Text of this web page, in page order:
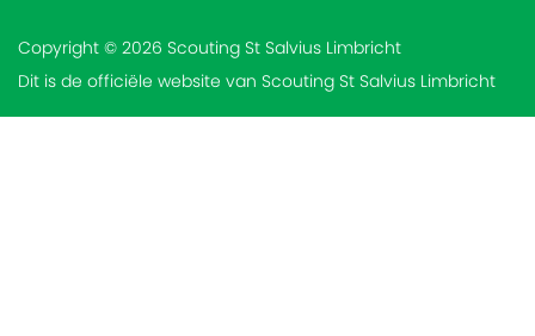
Copyright © 2026 Scouting St Salvius Limbricht
Dit is de officiële website van Scouting St Salvius Limbricht